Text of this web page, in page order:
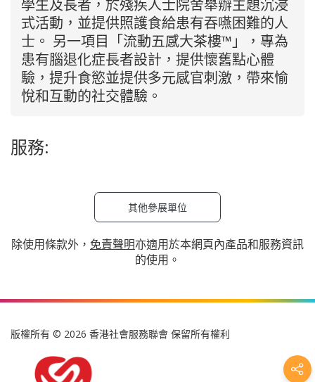
學生及長者，於殘疾人士院舍舉辦主題沉浸
式活動，並提供照護食給患有吞嚥困難的人
士。 另一項目「流動五感大茶樓™」，專為
患有腦退化症長者設計，提供懷舊點心體
驗，提升食慾並提供多元感官刺激，帶來愉
悅和互動的社交體驗。
服務:
其他參展單位
除使用條款外， 免責聲明亦適用於本網頁內產品和服務資訊
的使用。
版權所有 © 2026 香港社會服務聯會 保留所有權利